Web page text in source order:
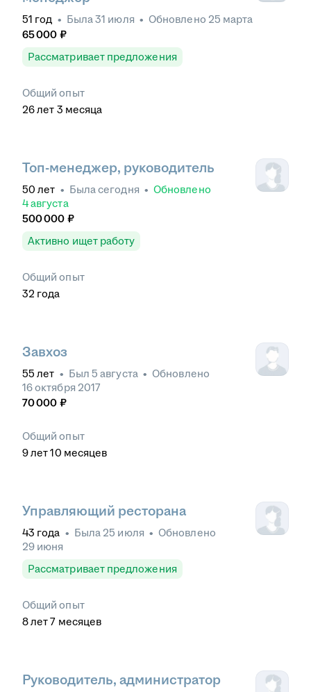
51 год • Была31 июля • Обновлено 25 марта
65 000 ₽
Рассматривает предложения
Общий опыт
26лет 3 месяца
Топ-менеджер, руководитель
50 лет • Быласегодня • Обновлено
4 августа
500 000 ₽
Активно ищет работу
Общий опыт
32 года
Завхоз
55 лет • Был 5 августа • Обновлено
16 октября 2017
70 000 ₽
Общий опыт
9лет 10 месяцев
Управляющий ресторана
43 года • Была 25 июля • Обновлено
29 июня
Рассматривает предложения
Общий опыт
8лет 7 месяцев
Руководитель, администратор